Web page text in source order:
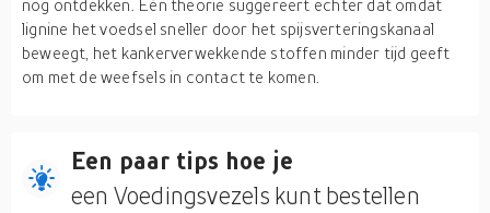
nog ontdekken. Eén theorie suggereert echter dat omdat
lignine het voedsel sneller door het spijsverteringskanaal
beweegt, het kankerverwekkende stoffen minder tijd geeft
om met de weefsels in contact te komen.
Een paar tips hoe je
een Voedingsvezels kunt bestellen